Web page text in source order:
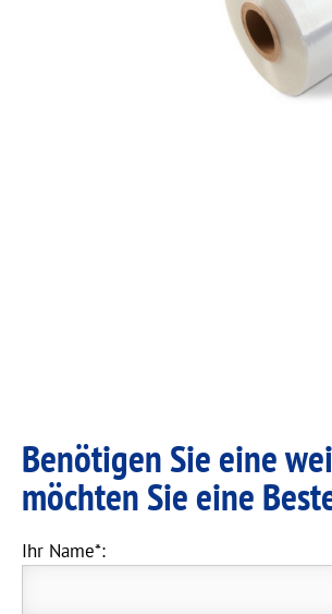
Benötigen Sie eine
möchten Sie eine
Ihr Name*: